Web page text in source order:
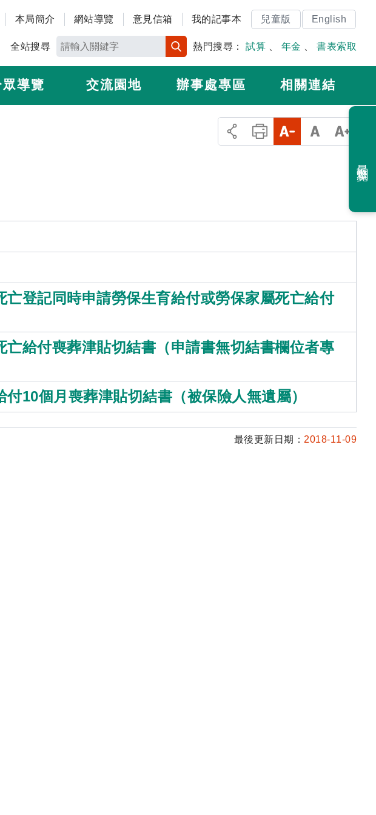
本局簡介 網站導覽 意見信箱 我的記事本 兒童版 English
全站搜尋 熱門搜尋： 試算 年金 書表索取
眾導覽 交流園地 辦事處專區 相關連結
登記同時申請勞保生育給付或勞保家屬死亡給付
給付喪葬津貼切結書（申請書無切結書欄位者專
10個月喪葬津貼切結書（被保險人無遺屬）
最後更新日期： 2018-11-09